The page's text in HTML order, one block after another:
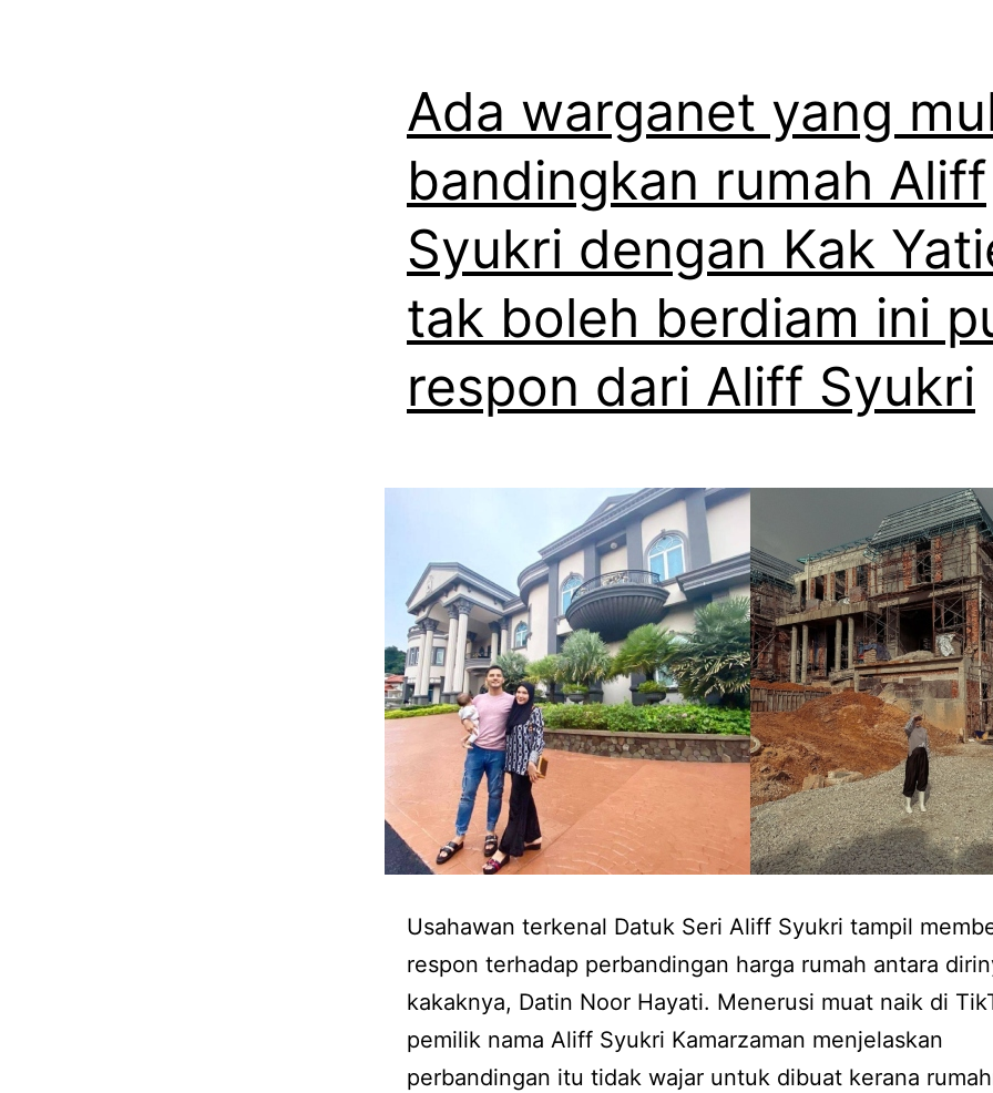
Ada warganet yang
bandingkan rumah Aliff
Syukri dengan Kak
tak boleh berdiam ini
respon dari Aliff Syukri
Usahawan terkenal Datuk Seri Aliff Syukri tampil
respon terhadap perbandingan harga rumah antara
kakaknya, Datin Noor Hayati. Menerusi muat naik di
pemilik nama Aliff Syukri Kamarzaman menjelaskan
perbandingan itu tidak wajar untuk dibuat kerana